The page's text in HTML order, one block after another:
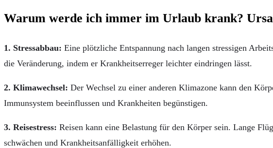
Warum werde ich immer im Urlaub krank?
1. Stressabbau: Eine plötzliche Entspannung nach langen stressigen
die Veränderung, indem er Krankheitserreger leichter eindringen lässt.
2. Klimawechsel: Der Wechsel zu einer anderen Klimazone kann den
Immunsystem beeinflussen und Krankheiten begünstigen.
3. Reisestress: Reisen kann eine Belastung für den Körper sein. Lange
schwächen und Krankheitsanfälligkeit erhöhen.